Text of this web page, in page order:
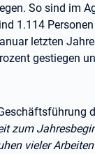
So sind im
1.114
letzten
gestiegen
zum
vieler